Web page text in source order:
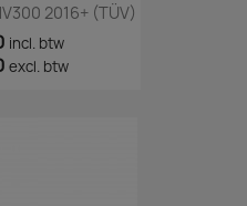
2016+ (TÜV)
incl. btw
excl. btw